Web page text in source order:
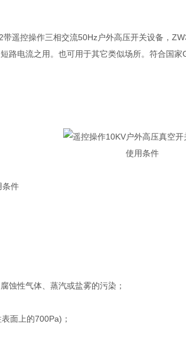
控操作三相交流50Hz户外高压开关设备，
路电流之用。也可用于其它类似场所。符合国
使用条件
件
性气体、蒸汽或盐雾的污染；
面上的700Pa)；